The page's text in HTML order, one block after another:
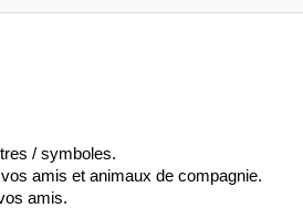
/ symboles.
amis et animaux de compagnie.
amis.